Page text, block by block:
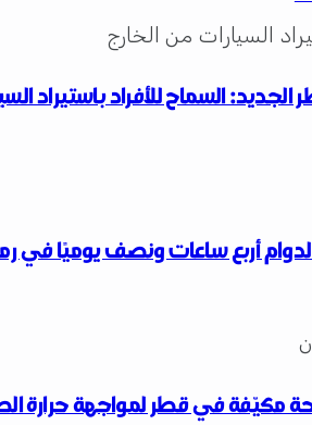
السماح للأفراد باستيراد
أربع ساعات ونصف يوميًا في